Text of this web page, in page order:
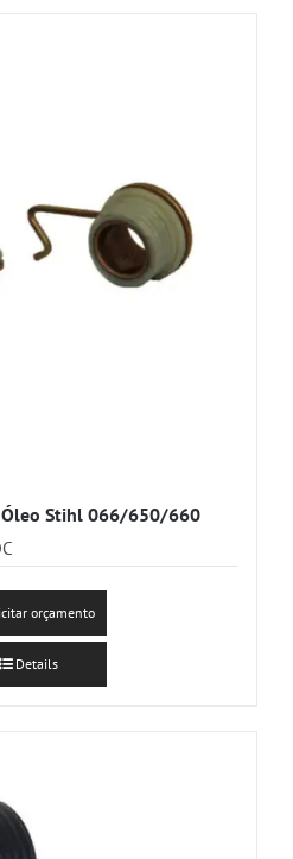
Óleo Stihl 066/650/660
orçamento
Details